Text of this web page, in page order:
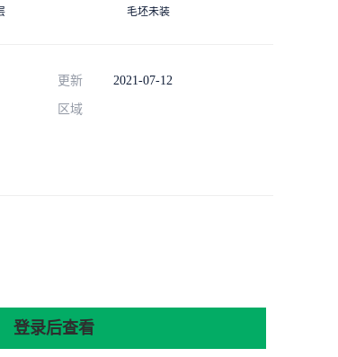
毛坯未装
更新 2021-07-12
区域
登录后查看